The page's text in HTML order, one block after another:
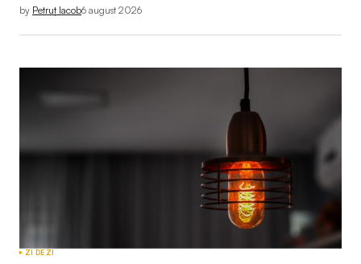
by Petruț Iacob6 august 2026
ZI DE ZI